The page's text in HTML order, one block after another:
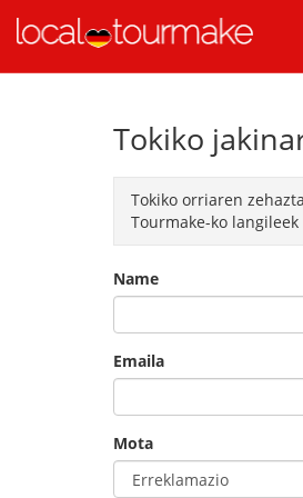
Tokiko
Tokiko orriaren
Tourmake-ko
Name
Emaila
Mota